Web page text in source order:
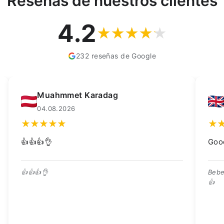
4.2
232 reseñas de Google
Kay Dean
02.08.2026
Good quality trough, great price 👍
Bebedero de buena calidad, ¡excelente precio!